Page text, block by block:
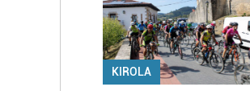
KIROLA